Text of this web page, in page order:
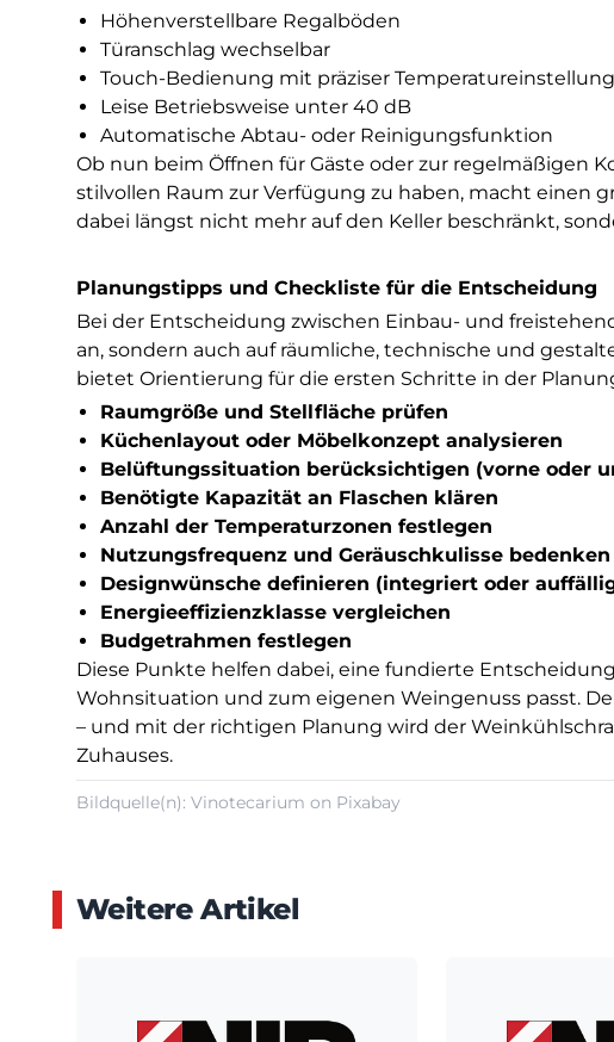
Höhenverstellbare Regalböden
Türanschlag wechselbar
Touch-Bedienung mit präziser Temperatureinstellung
Leise Betriebsweise unter 40 dB
Automatische Abtau- oder Reinigungsfunktion
Ob nun beim Öffnen für Gäste oder zur regelmäßigen
stilvollen Raum zur Verfügung zu haben, macht einen
dabei längst nicht mehr auf den Keller beschränkt,
Planungstipps und Checkliste für die Entscheidung
Bei der Entscheidung zwischen Einbau- und
an, sondern auch auf räumliche, technische und
bietet Orientierung für die ersten Schritte in der
Raumgröße und Stellfläche prüfen
Küchenlayout oder Möbelkonzept analysieren
Belüftungssituation berücksichtigen (vorne oder
Benötigte Kapazität an Flaschen klären
Anzahl der Temperaturzonen festlegen
Nutzungsfrequenz und Geräuschkulisse bedenken
Designwünsche definieren (integriert oder
Energieeffizienzklasse vergleichen
Budgetrahmen festlegen
Diese Punkte helfen dabei, eine fundierte
Wohnsituation und zum eigenen Weingenuss passt.
– und mit der richtigen Planung wird der
Zuhauses.
Bildquelle(n): Vinotecarium on Pixabay
Weitere Artikel